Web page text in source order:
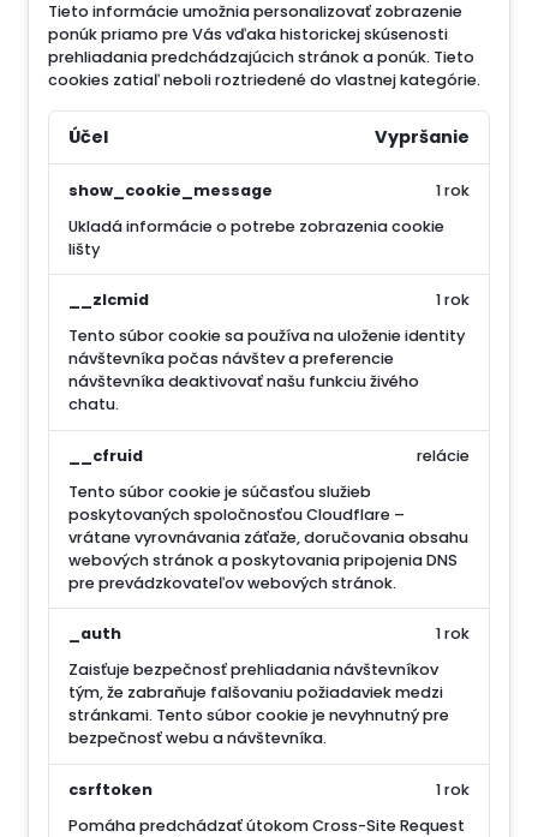
Tieto informácie umožnia personalizovať zobrazenie
ponúk priamo pre Vás vďaka historickej skúsenosti
prehliadania predchádzajúcich stránok a ponúk. Tieto
cookies zatiaľ neboli roztriedené do vlastnej kategórie.
Účel Vypršanie
show_cookie_message
Ukladá informácie o potrebe zobrazenia cookie
lišty
1 rok
__zlcmid
Tento súbor cookie sa používa na uloženie identity
návštevníka počas návštev a preferencie
návštevníka deaktivovať našu funkciu živého
chatu.
1 rok
__cfruid
Tento súbor cookie je súčasťou služieb
poskytovaných spoločnosťou Cloudflare –
vrátane vyrovnávania záťaže, doručovania obsahu
webových stránok a poskytovania pripojenia DNS
pre prevádzkovateľov webových stránok.
relácie
_auth
Zaisťuje bezpečnosť prehliadania návštevníkov
tým, že zabraňuje falšovaniu požiadaviek medzi
stránkami. Tento súbor cookie je nevyhnutný pre
bezpečnosť webu a návštevníka.
1 rok
csrftoken
Pomáha predchádzať útokom Cross-Site Request
1 rok